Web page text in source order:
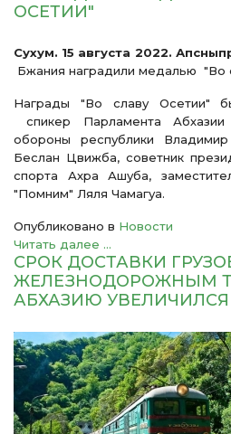
ОСЕТИИ"
Сухум. 15 августа 2022.
Бжания наградили медалью "Во
Награды "Во славу Осетии"
спикер Парламента
обороны республики
Беслан Цвижба, советник
спорта Ахра Ашуба,
"Помним" Ляля Чамагуа.
Опубликовано в Новости
Читать далее ...
СРОК ДОСТАВКИ
ЖЕЛЕЗНОДОРОЖНЫМ
АБХАЗИЮ УВЕЛИЧИЛСЯ